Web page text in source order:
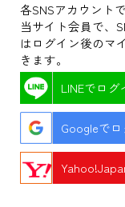
各SNSアカウント
当サイト会員で、
はログイン後のマ
きます。
LINEでログ
Googleで